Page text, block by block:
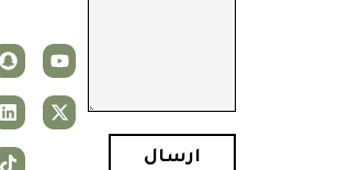
ارسال